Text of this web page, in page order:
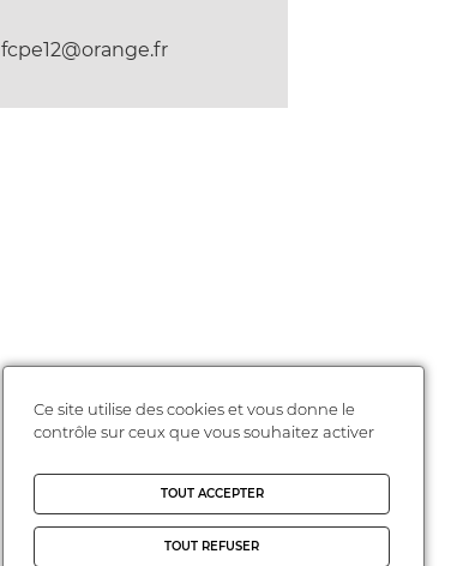
fcpe12@orange.fr
Ce site utilise des cookies et vous donne le
contrôle sur ceux que vous souhaitez activer
TOUT ACCEPTER
TOUT REFUSER